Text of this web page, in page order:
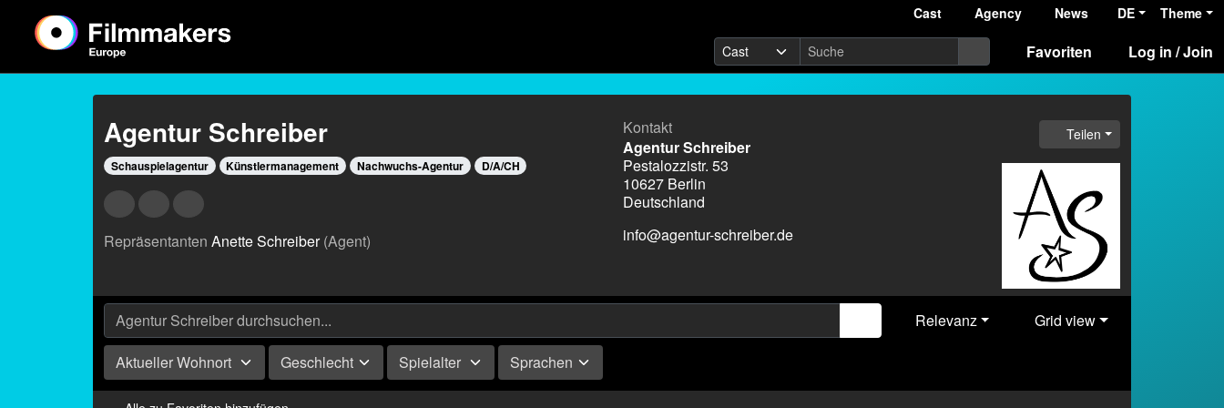
Cast Agency News DE Theme
Favoriten Log in / Join
Agentur Schreiber
Schauspielagentur Künstlermanagement Nachwuchs-Agentur D/A/CH
Repräsentanten Anette Schreiber(Agent)
Kontakt
Agentur Schreiber
Pestalozzistr. 53
10627 Berlin
Deutschland
info@agentur-schreiber.de
Teilen
Relevanz
Grid view
Aktueller Wohnort
Geschlecht Spielalter Sprachen